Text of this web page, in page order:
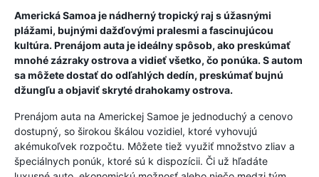
Americká Samoa je nádherný tropický raj s úžasnými
plážami, bujnými dažďovými pralesmi a fascinujúcou
kultúra. Prenájom auta je ideálny spôsob, ako preskúmať
mnohé zázraky ostrova a vidieť všetko, čo ponúka. S autom
sa môžete dostať do odľahlých dedín, preskúmať bujnú
džungľu a objaviť skryté drahokamy ostrova.
Prenájom auta na Americkej Samoe je jednoduchý a cenovo
dostupný, so širokou škálou vozidiel, ktoré vyhovujú
akémukoľvek rozpočtu. Môžete tiež využiť množstvo zliav a
špeciálnych ponúk, ktoré sú k dispozícii. Či už hľadáte